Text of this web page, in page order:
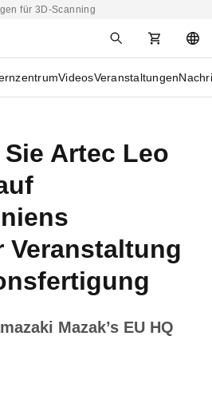
für 3D-Scanning
VideosVeranstaltungen
Artec Leo
Mazak’s EU HQ